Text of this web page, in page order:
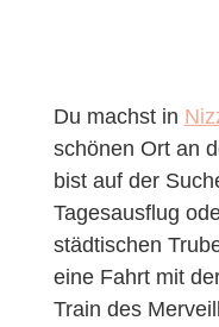
Du machst in
schönen Ort an
bist auf der
Tagesausflug
städtischen
eine Fahrt mit
Train des